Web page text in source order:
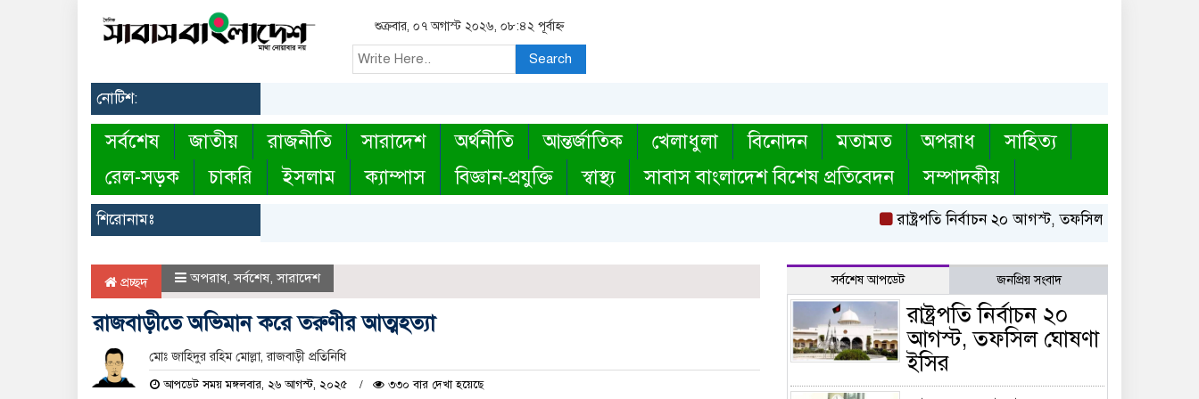
শুক্রবার, ০৭ অগাস্ট ২০২৬, ০৮:৪২ পূর্বাহ্ন
Search
নোটিশ:
সর্বশেষ জাতীয় রাজনীতি সারাদেশ অর্থনীতি আন্তর্জাতিক খেলাধুলা বিনোদন মতামত অপরাধ
সাহিত্য
রেল-সড়ক
চাকরি ইসলাম ক্যাম্পাস বিজ্ঞান-প্রযুক্তি স্বাস্থ্য সাবাস বাংলাদেশ বিশেষ প্রতিবেদন সম্পাদকীয়
শিরোনামঃ রাষ্ট্রপতি নির্বাচন ২০ আগস্ট, তফসিল ঘোষণা ইসির
প্রচ্ছদ অপরাধ,সর্বশেষ,সারাদেশ
রাজবাড়ীতে অভিমান করে তরুণীর আত্মহত্যা
মোঃ জাহিদুর রহিম মোল্লা, রাজবাড়ী প্রতিনিধি
আপডেট সময় মঙ্গলবার, ২৬ আগস্ট, ২০২৫ ৩৩০ বার দেখা হয়েছে
সর্বশেষ আপডেট জনপ্রিয় সংবাদ
রাষ্ট্রপতি নির্বাচন ২০
আগস্ট, তফসিল ঘোষণা
ইসির